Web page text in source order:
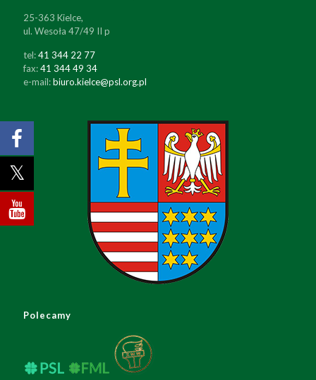
25-363 Kielce,
ul. Wesoła 47/49 II p
tel:41 344 22 77
fax:41 344 49 34
e-mail:biuro.kielce@psl.org.pl
Polecamy